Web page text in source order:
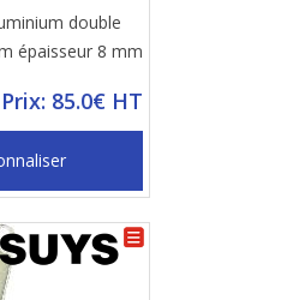
double
épaisseur 8 mm
Prix: 85.0€ HT